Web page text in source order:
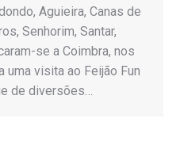
Aguieira, Canas de
Senhorim, Santar,
se a Coimbra, nos
uma visita ao Feijão Fun
de diversões…